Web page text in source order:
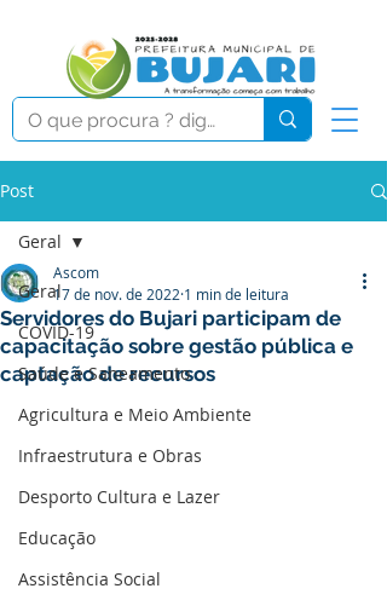
Post
Geral
COVID-19
Saúde e Saneamento
Agricultura e Meio Ambiente
Infraestrutura e Obras
Desporto Cultura e Lazer
Educação
Assistência Social
Geral
Servidores do Bujari participam de
capacitação sobre gestão pública e
captação de recursos
Ascom
17 de nov. de 2022 1 min de leitura